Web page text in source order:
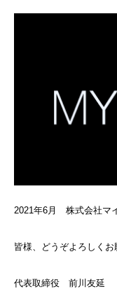
2021年6月 株式会社マ
皆様、どうぞよろしくお
代表取締役 前川友延